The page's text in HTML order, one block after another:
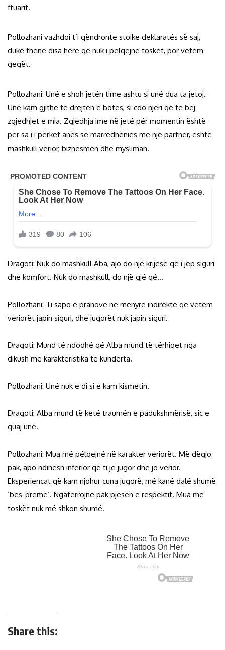
ftuarit.
Pollozhani vazhdoi t’i qëndronte stoike deklaratës së saj,
duke thënë disa herë që nuk i pëlqejnë toskët, por vetëm
gegët.
Pollozhani: Unë e shoh jetën time ashtu si unë dua ta jetoj.
Unë kam gjithë të drejtën e botës, si cdo njeri që të bëj
zgjedhjet e mia. Zgjedhja ime në jetë për momentin është
për sa i i përket anës së marrëdhënies me një partner, është
mashkull verior, biznesmen dhe mysliman.
Dragoti: Nuk do mashkull Aba, ajo do një krijesë që i jep siguri
dhe komfort. Nuk do mashkull, do një gjë që…
Pollozhani: Ti sapo e pranove në mënyrë indirekte që vetëm
veriorët japin siguri, dhe jugorët nuk japin siguri.
Dragoti: Mund të ndodhë që Alba mund të tërhiqet nga
dikush me karakteristika të kundërta.
Pollozhani: Unë nuk e di si e kam kismetin.
Dragoti: Alba mund të ketë traumën e padukshmërisë, siç e
quaj unë.
Pollozhani: Mua më pëlqejnë në karakter veriorët. Më dëgjo
pak, apo ndihesh inferior që ti je jugor dhe jo verior.
Eksperiencat që kam njohur çuna jugorë, më kanë dalë shumë
‘bes-premë’. Ngatërrojnë pak pjesën e respektit. Mua me
toskët nuk më shkon shumë.
Share this: